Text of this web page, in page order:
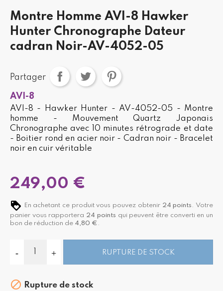
Montre Homme AVI-8 Hawker
Hunter Chronographe Dateur
cadran Noir-AV-4052-05
Partager
AVI-8
AVI-8 - Hawker Hunter - AV-4052-05 - Montre
homme - Mouvement Quartz Japonais
Chronographe avec 10 minutes rétrograde et date
- Boitier rond en acier noir - Cadran noir - Bracelet
noir en cuir véritable
249,00 €
En achetant ce produit vous pouvez obtenir 24 points . Votre
panier vous rapportera 24 points qui peuvent être converti en un
bon de réduction de 4,80 € .
RUPTURE DE STOCK
 Rupture de stock